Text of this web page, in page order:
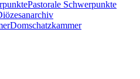
Pastorale Schwerpunkte
Domschatzkammer